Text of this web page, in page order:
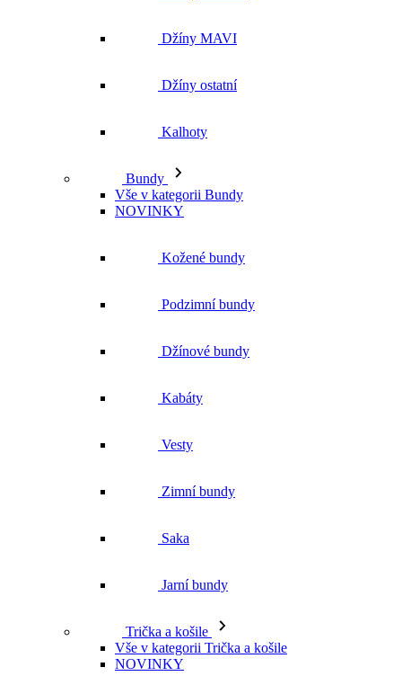
Džíny MAVI
Džíny ostatní
Kalhoty
Bundy
Vše v kategorii Bundy
NOVINKY
Kožené bundy
Podzimní bundy
Džínové bundy
Kabáty
Vesty
Zimní bundy
Saka
Jarní bundy
Trička a košile
Vše v kategorii Trička a košile
NOVINKY